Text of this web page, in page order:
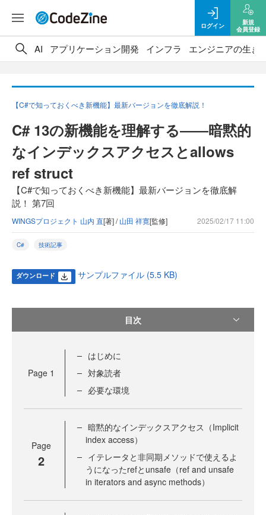
ログイン
新規
会員登録
AI アプリケーション開発 インフラ エンジニアの生き
【C#で知っておくべき新機能】最新バージョンを徹底解説！
C# 13の新機能を理解する――暗黙的
なインデックスアクセスとallows
ref struct
【C#で知っておくべき新機能】最新バージョンを徹底解
説！ 第7回
WINGSプロジェクト 山内 直[著] /山田 祥寛[監修] 2025/02/17 11:00
C# 技術記事
ダウンロード サンプルファイル (5.5 KB)
目次
Page 1
はじめに
対象読者
必要な環境
Page
2
暗黙的なインデックスアクセス（Implicit
index access）
イテレータと非同期メソッドで使えるよ
うになったrefとunsafe（ref and unsafe
in iterators and async methods）